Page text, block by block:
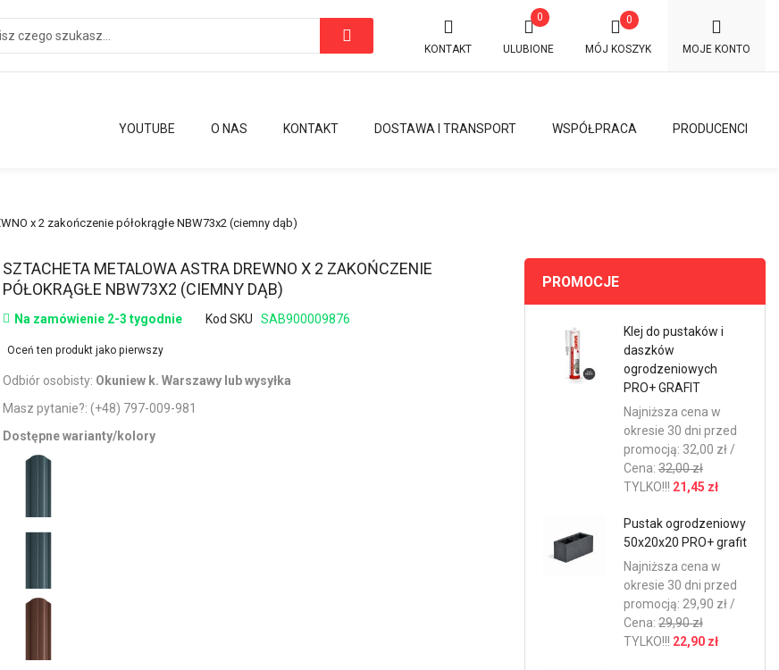
KONTAKT
0
ULUBIONE MÓJ KOSZYK
0
MOJE KONTO
PRODUCENCI
WSPÓŁPRACA
DOSTAWA I TRANSPORT
KONTAKT
O NAS
YOUTUBE
x 2 zakończenie półokrągłe NBW73x2 (ciemny dąb)
SZTACHETA METALOWA ASTRA DREWNO X 2 ZAKOŃCZENIE
PÓŁOKRĄGŁE NBW73X2 (CIEMNY DĄB)
Na zamówienie 2-3 tygodnie Kod SKU SAB900009876
Oceń ten produkt jako pierwszy
Odbiór osobisty: Okuniew k. Warszawy lub wysyłka
Masz pytanie?: (+48) 797-009-981
Dostępne warianty/kolory
PROMOCJE
Klej do pustaków i
daszków
ogrodzeniowych
PRO+ GRAFIT
Najniższa cena w
okresie 30 dni przed
promocją: 32,00 zł /
Cena: 32,00 zł
TYLKO!!! 21,45 zł
Pustak ogrodzeniowy
50x20x20 PRO+ grafit
Najniższa cena w
okresie 30 dni przed
promocją: 29,90 zł /
Cena: 29,90 zł
TYLKO!!! 22,90 zł